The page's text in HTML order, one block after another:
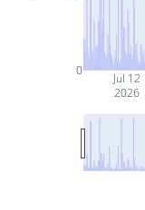
Jul 12
2026
0